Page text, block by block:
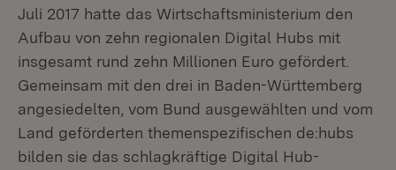
Juli 2017 hatte das Wirtschaftsministerium den
Aufbau von zehn regionalen Digital Hubs mit
insgesamt rund zehn Millionen Euro gefördert.
Gemeinsam mit den drei in Baden-Württemberg
angesiedelten, vom Bund ausgewählten und vom
Land geförderten themenspezifischen de:hubs
bilden sie das schlagkräftige Digital Hub-